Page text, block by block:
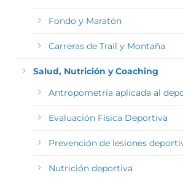
Fondo y Maratón
Carreras de Trail y Montaña
Salud, Nutrición y Coaching
Antropometría aplicada al
Evaluación Física Deportiva
Prevención de lesiones
Nutrición deportiva